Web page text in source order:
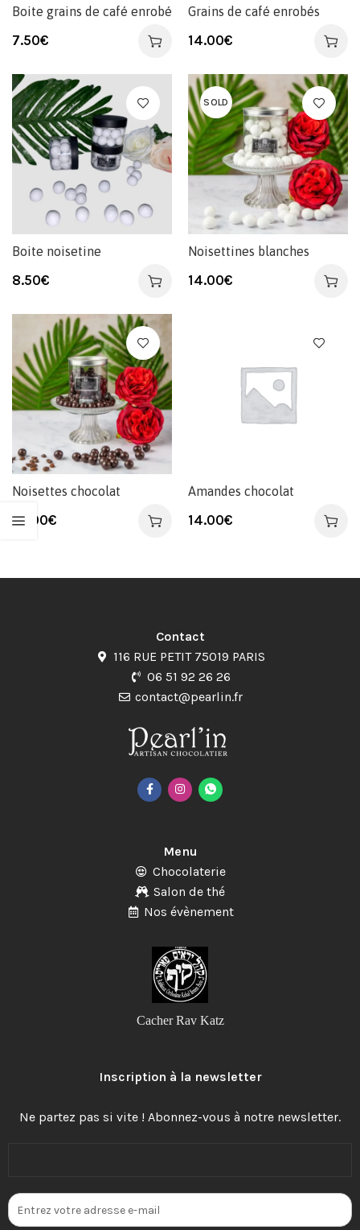
Boite grains de café enrobé
7.50€
Grains de café enrobés
14.00€
Boite noisetine
8.50€
SOLD
Noisettines blanches
14.00€
Noisettes chocolat
14.00€
Amandes chocolat
14.00€
Contact
116 RUE PETIT 75019 PARIS
06 51 92 26 26
contact@pearlin.fr
Menu
Chocolaterie
Salon de thé
Nos évènement
Cacher Rav Katz
Inscription à la newsletter
Ne partez pas si vite ! Abonnez-vous à notre newsletter.